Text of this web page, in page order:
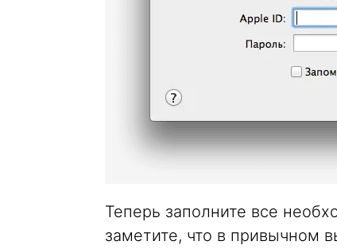
Теперь заполните все
заметите, что в привычном